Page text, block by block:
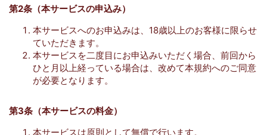
第2条（本サービスの申込み）
本サービスへのお申込みは、18歳以上のお客様に限らせ
ていただきます。
本サービスを二度目にお申込みいただく場合、前回から
ひと月以上経っている場合は、改めて本規約へのご同意
が必要となります。
第3条（本サービスの料金）
本サービスは原則として無償で行います。